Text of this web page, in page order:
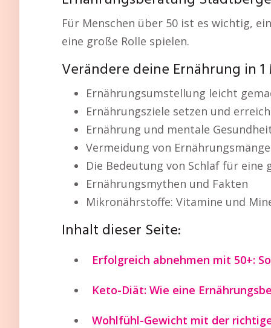
Für Menschen über 50 ist es wichtig,
eine große Rolle spielen.
Verändere deine Ernährung in
Ernährungsumstellung leicht
Ernährungsziele setzen und
Ernährung und mentale
Vermeidung von
Die Bedeutung von Schlaf für eine
Ernährungsmythen und Fakten
Mikronährstoffe: Vitamine und
Inhalt dieser Seite:
Erfolgreich abnehmen mit 50+:
Keto-Diät: Wie eine
Wohlfühl-Gewicht mit der